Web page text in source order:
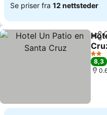
Se priser fra 12 nettsteder
Del
2
8,3